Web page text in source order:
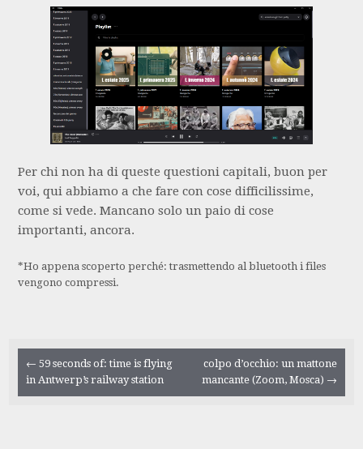
Per chi non ha di queste questioni capitali, buon per
voi, qui abbiamo a che fare con cose difficilissime,
come si vede. Mancano solo un paio di cose
importanti, ancora.
*Ho appena scoperto perché: trasmettendo al bluetooth i files
vengono compressi.
Navigazione
← 59 seconds of: time is flying
in Antwerp’s railway station
colpo d’occhio: un mattone
mancante (Zoom, Mosca) →